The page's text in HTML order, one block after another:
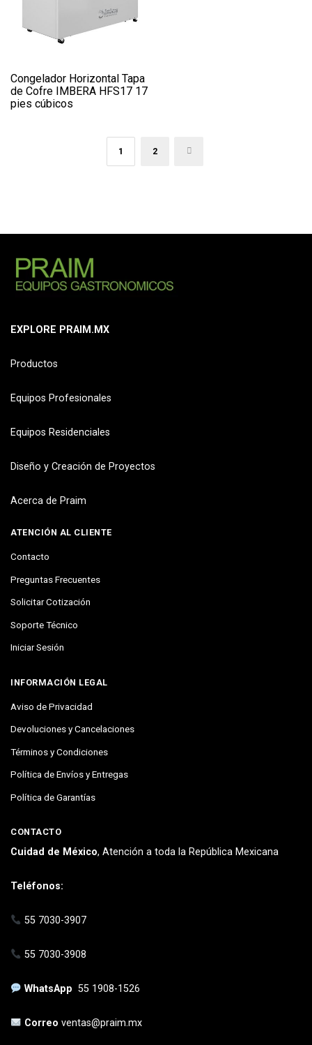
Congelador Horizontal Tapa
de Cofre IMBERA HFS17 17
pies cúbicos
1 2 →
EXPLORE PRAIM.MX
Productos
Equipos Profesionales
Equipos Residenciales
Diseño y Creación de Proyectos
Acerca de Praim
ATENCIÓN AL CLIENTE
Contacto
Preguntas Frecuentes
Solicitar Cotización
Soporte Técnico
Iniciar Sesión
INFORMACIÓN LEGAL
Aviso de Privacidad
Devoluciones y Cancelaciones
Términos y Condiciones
Política de Envíos y Entregas
Política de Garantías
CONTACTO
Cuidad de México, Atención a toda la República Mexicana
Teléfonos:
55 7030-3907
55 7030-3908
WhatsApp55 1908-1526
Correoventas@praim.mx